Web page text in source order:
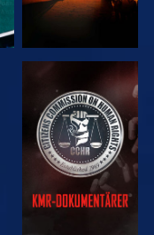
TITTA